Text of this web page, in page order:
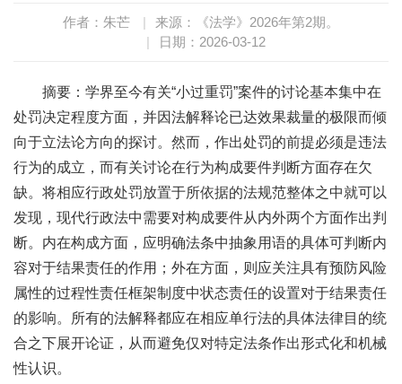
作者：朱芒 |
来源：《法学》2026年第2期。
|
日期：2026-03-12
摘要：学界至今有关“小过重罚”案件的讨论基本集中在
处罚决定程度方面，并因法解释论已达效果裁量的极限而倾
向于立法论方向的探讨。然而，作出处罚的前提必须是违法
行为的成立，而有关讨论在行为构成要件判断方面存在欠
缺。将相应行政处罚放置于所依据的法规范整体之中就可以
发现，现代行政法中需要对构成要件从内外两个方面作出判
断。内在构成方面，应明确法条中抽象用语的具体可判断内
容对于结果责任的作用；外在方面，则应关注具有预防风险
属性的过程性责任框架制度中状态责任的设置对于结果责任
的影响。所有的法解释都应在相应单行法的具体法律目的统
合之下展开论证，从而避免仅对特定法条作出形式化和机械
性认识。